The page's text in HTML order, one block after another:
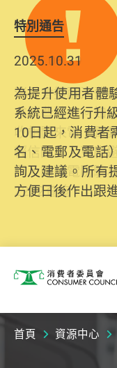
特別通告
2025.10.31
為提升使用者體
系統已經進行升
10日起，消費者
名、電郵及電話
詢及建議。所有
方便日後作出跟
消費者委員會
首頁 資源中心